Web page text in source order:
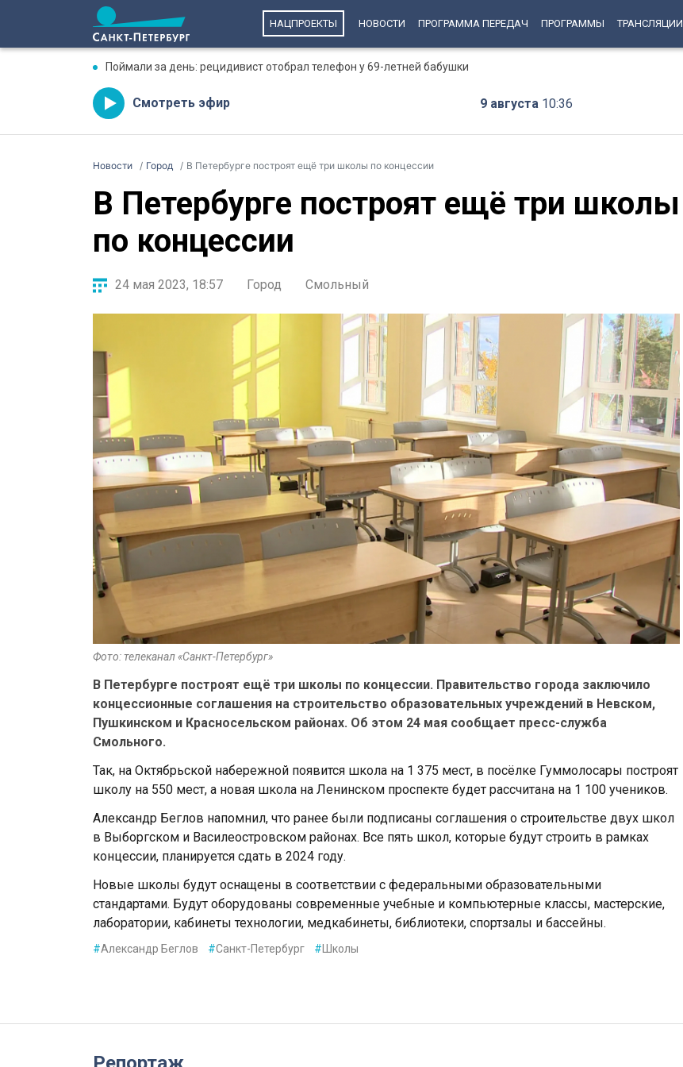
НАЦПРОЕКТЫ НОВОСТИ ПРОГРАММА ПЕРЕДАЧ ПРОГРАММЫ ТРАНСЛЯЦИИ
Поймали за день: рецидивист отобрал телефон у 69-летней бабушки
Смотреть эфир 9 августа 10:36
Новости Город В Петербурге построят ещё три школы по концессии
В Петербурге построят ещё три школы
по концессии
24 мая 2023, 18:57 Город Смольный
Фото: телеканал «Санкт-Петербург»
В Петербурге построят ещё три школы по концессии. Правительство города заключило
концессионные соглашения на строительство образовательных учреждений в Невском,
Пушкинском и Красносельском районах. Об этом 24 мая сообщает пресс-служба
Смольного.
Так, на Октябрьской набережной появится школа на 1 375 мест, в посёлке Гуммолосары построят
школу на 550 мест, а новая школа на Ленинском проспекте будет рассчитана на 1 100 учеников.
Александр Беглов напомнил, что ранее были подписаны соглашения о строительстве двух школ
в Выборгском и Василеостровском районах. Все пять школ, которые будут строить в рамках
концессии, планируется сдать в 2024 году.
Новые школы будут оснащены в соответствии с федеральными образовательными
стандартами. Будут оборудованы современные учебные и компьютерные классы, мастерские,
лаборатории, кабинеты технологии, медкабинеты, библиотеки, спортзалы и бассейны.
#Александр Беглов #Санкт-Петербург #Школы